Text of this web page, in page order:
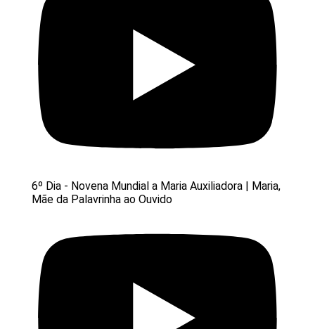
6º Dia - Novena Mundial a Maria Auxiliadora | Maria,
Mãe da Palavrinha ao Ouvido